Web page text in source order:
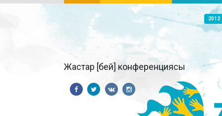
2012
Жастар [бей] конференциясы